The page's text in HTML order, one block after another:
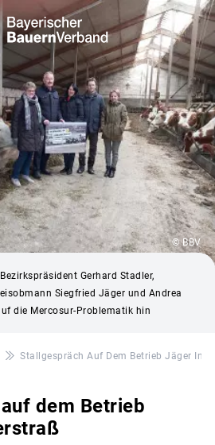
© BBV
Gerhard Stadler,
Siegfried Jäger und Andrea
die Mercosur-Problematik hin
Stallgespräch Auf Dem Betrieb Jäger In
dem Betrieb